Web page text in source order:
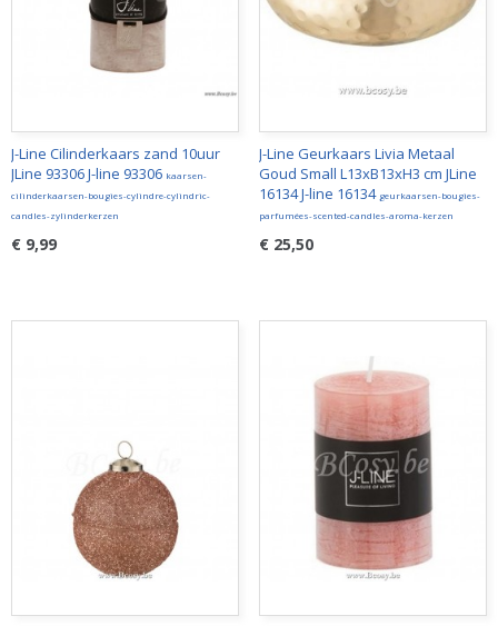
J-Line Cilinderkaars zand 10uur
JLine 93306 J-line 93306 kaarsen-
cilinderkaarsen-bougies-cylindre-cylindric-
candles-zylinderkerzen
€ 9,99
J-Line Geurkaars Livia Metaal
Goud Small L13xB13xH3 cm JLine
16134 J-line 16134 geurkaarsen-bougies-
parfumées-scented-candles-aroma-kerzen
€ 25,50